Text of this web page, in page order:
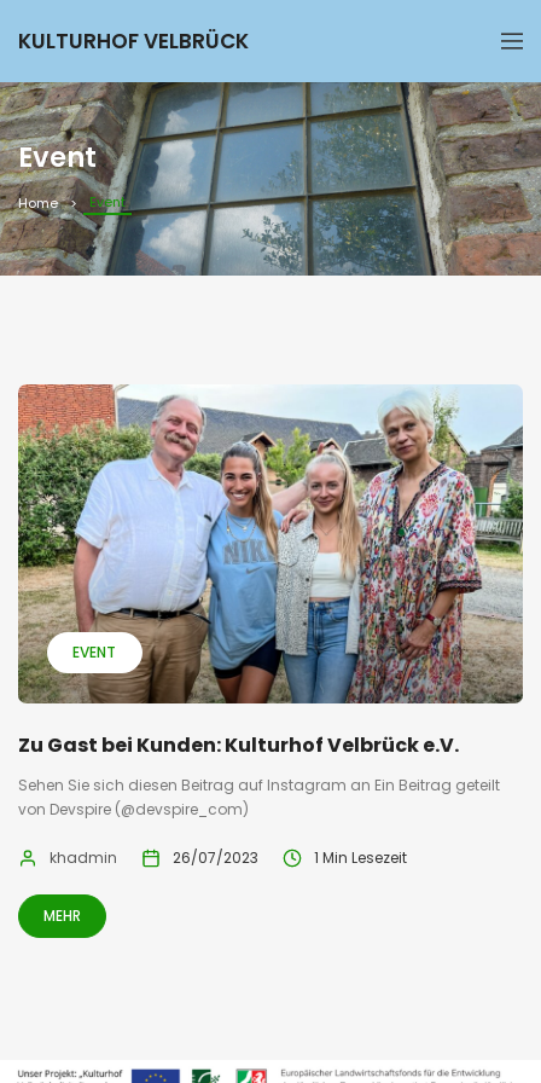
KULTURHOF VELBRÜCK
Event
Home Event
EVENT
Zu Gast bei Kunden: Kulturhof Velbrück e.V.
Sehen Sie sich diesen Beitrag auf Instagram an Ein Beitrag geteilt
von Devspire (@devspire_com)
khadmin 26/07/2023 1 Min Lesezeit
MEHR